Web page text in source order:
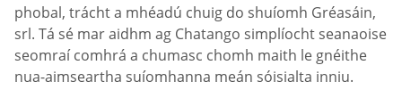
phobal, trácht a mhéadú chuig do shuíomh Gréasáin,
srl. Tá sé mar aidhm ag Chatango simplíocht seanaoise
seomraí comhrá a chumasc chomh maith le gnéithe
nua-aimseartha suíomhanna meán sóisialta inniu.